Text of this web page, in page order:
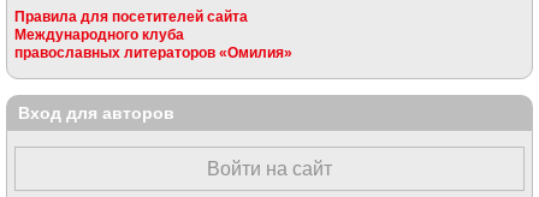
Правила для посетителей сайта
Международного клуба
православных литераторов «Омилия»
Вход для авторов
Войти на сайт